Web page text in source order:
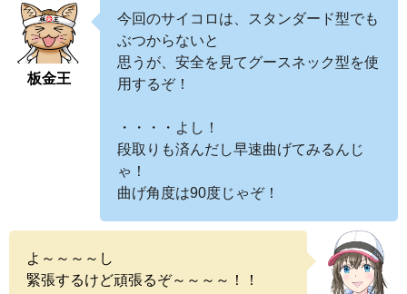
板金王
今回のサイコロは、スタンダード型でも
ぶつからないと
思うが、安全を見てグースネック型を使
用するぞ！
・・・・よし！
段取りも済んだし早速曲げてみるんじ
ゃ！
曲げ角度は90度じゃぞ！
よ～～～～し
緊張するけど頑張るぞ～～～～！！